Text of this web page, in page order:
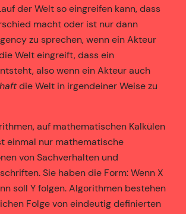
der Welt so eingreifen kann, dass
macht oder ist nur dann
zu sprechen, wenn ein Akteur
Welt eingreift, dass ein
also wenn ein Akteur auch
die Welt in irgendeiner Weise zu
auf mathematischen Kalkülen
einmal nur mathematische
von Sachverhalten und
Sie haben die Form: Wenn X
soll Y folgen. Algorithmen bestehen
Folge von eindeutig definierten